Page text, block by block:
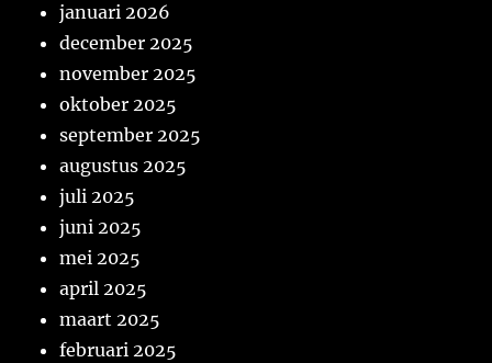
januari 2026
december 2025
november 2025
oktober 2025
september 2025
augustus 2025
juli 2025
juni 2025
mei 2025
april 2025
maart 2025
februari 2025